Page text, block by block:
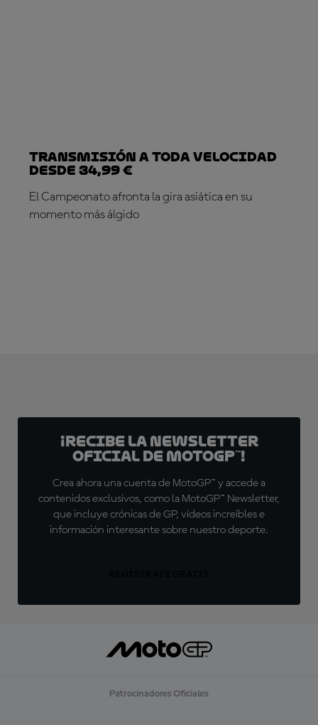
Transmisión a toda velocidad
desde 34,99 €
El Campeonato afronta la gira asiática en su
momento más álgido
¡Recibe la Newsletter
oficial de MotoGP™!
Crea ahora una cuenta de MotoGP™ y accede a
contenidos exclusivos, como la MotoGP™ Newsletter,
que incluye crónicas de GP, vídeos increíbles e
información interesante sobre nuestro deporte.
Patrocinadores Oficiales